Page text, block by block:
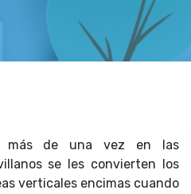
más de una vez en las
se les convierten los
verticales encimas cuando